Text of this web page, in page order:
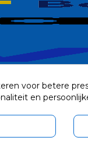
heffingen en exclusief
voor betere
en